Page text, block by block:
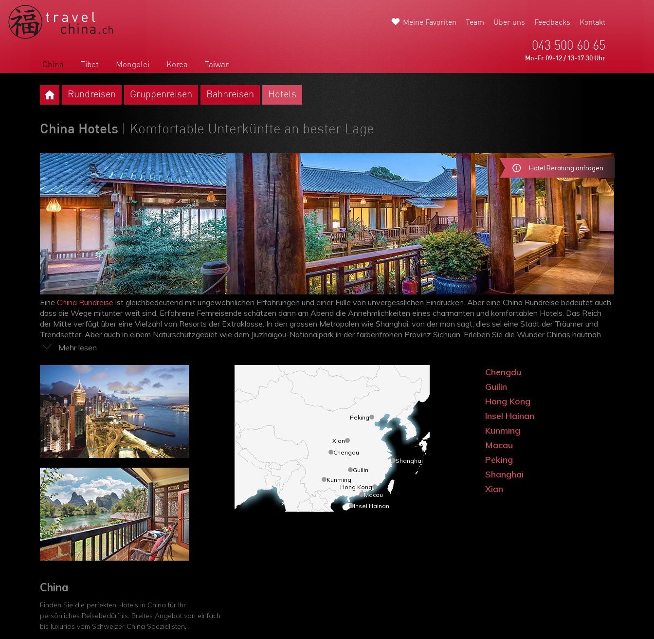
China Tibet Mongolei Korea Taiwan
Meine Favoriten Team Über uns Feedbacks Kontakt
043 500 60 65
Mo-Fr 09-12 / 13-17:30 Uhr
Rundreisen Gruppenreisen Bahnreisen Hotels
China Hotels | Komfortable Unterkünfte an bester Lage
Hotel Beratung anfragen
Eine China Rundreise ist gleichbedeutend mit ungewöhnlichen Erfahrungen und einer Fülle von unvergesslichen Eindrücken. Aber eine China Rundreise bedeutet auch,
dass die Wege mitunter weit sind. Erfahrene Fernreisende schätzen dann am Abend die Annehmlichkeiten eines charmanten und komfortablen Hotels. Das Reich
der Mitte verfügt über eine Vielzahl von Resorts der Extraklasse. In den grossen Metropolen wie Shanghai, von der man sagt, dies sei eine Stadt der Träumer und
Trendsetter. Aber auch in einem Naturschutzgebiet wie dem Jiuzhaigou-Nationalpark in der farbenfrohen Provinz Sichuan. Erleben Sie die Wunder Chinas hautnah
und geniessen Sie den gediegenen Luxus aussergewöhnlicher Hotels. Unsere Fernost-Experten geben Ihnen wichtige Tipps bei der Gestaltung Ihrer Reise und bei
China
Finden Sie die perfekten Hotels in China für Ihr
persönliches Reisebedürfnis. Breites Angebot von einfach
bis luxuriös vom Schweizer China Spezialisten.
Chengdu
Guilin
Hong Kong
Insel Hainan
Kunming
Macau
Peking
Shanghai
Xian
Chengdu
Guilin
Hong Kong
Insel Hainan
Kunming
Macau
Peking
Shanghai
Xian